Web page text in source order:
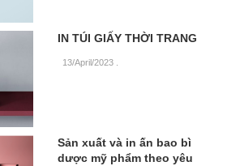
IN TÚI GIẤY THỜI TRANG
13/April/2023
Sản xuất và in ấn bao bì
dược mỹ phẩm theo yêu